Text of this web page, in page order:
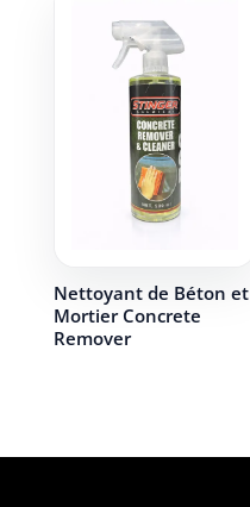
Nettoyant de Béton et
Mortier Concrete
Remover